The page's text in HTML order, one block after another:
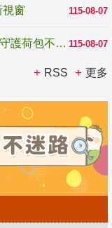
115-08-07
115-08-07
反詐騙宣導_防詐有道，霹靂布袋戲陪你守護荷包不受騙
RSS 更多